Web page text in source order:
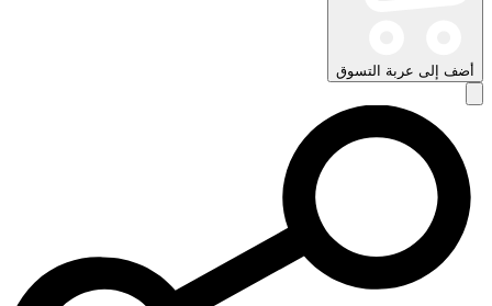
أضف إلى عربة التسوق